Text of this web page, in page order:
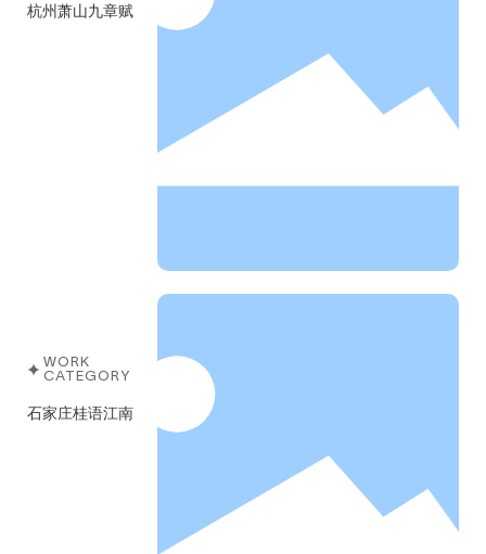
杭州萧山九章赋
WORK
CATEGORY
石家庄桂语江南